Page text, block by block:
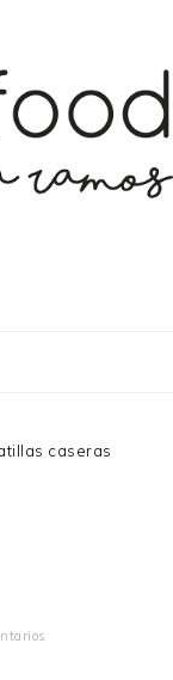
caseras